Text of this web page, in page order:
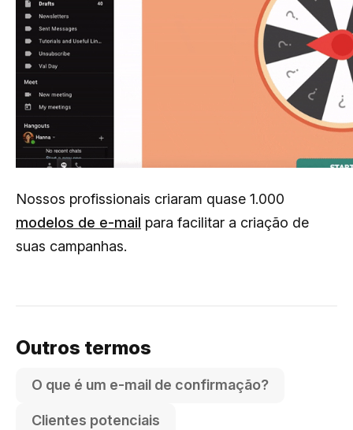
Nossos profissionais criaram quase 1.000
modelos de e-mail para facilitar a criação de
suas campanhas.
Outros termos
O que é um e-mail de confirmação?
Clientes potenciais